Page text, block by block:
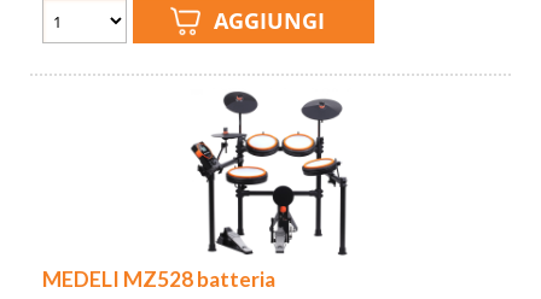
MEDELI MZ528 batteria